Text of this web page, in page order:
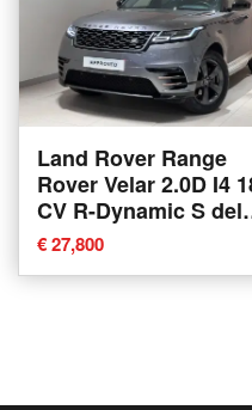
Land Rover Range
Rover Velar 2.0D I4
CV R-Dynamic S del
2020 usata a Varese
€ 27,800